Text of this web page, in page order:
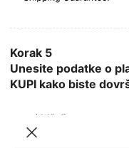
Korak 5
Unesite podatke o
KUPI kako biste